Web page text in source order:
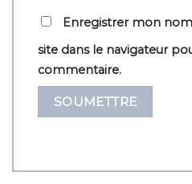
Enregistrer mon
site dans le navigateur
commentaire.